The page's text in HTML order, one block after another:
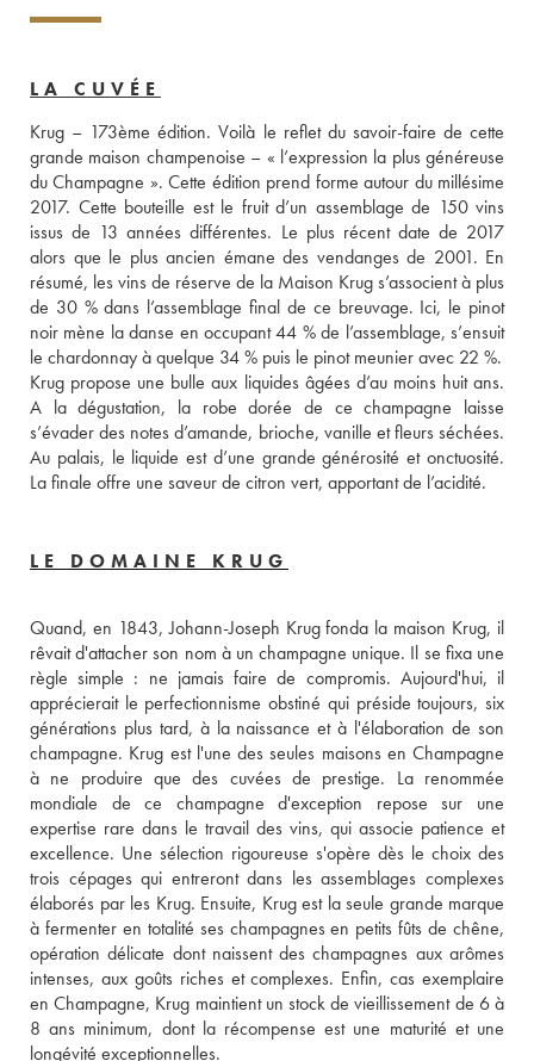
LA CUVÉE
Krug – 173ème édition. Voilà le reflet du savoir-faire de cette
grande maison champenoise – « l’expression la plus généreuse
du Champagne ». Cette édition prend forme autour du millésime
2017. Cette bouteille est le fruit d’un assemblage de 150 vins
issus de 13 années différentes. Le plus récent date de 2017
alors que le plus ancien émane des vendanges de 2001. En
résumé, les vins de réserve de la Maison Krug s’associent à plus
de 30 % dans l’assemblage final de ce breuvage. Ici, le pinot
noir mène la danse en occupant 44 % de l’assemblage, s’ensuit
Krug propose une bulle aux liquides âgées d’au moins huit ans.
A la dégustation, la robe dorée de ce champagne laisse
s’évader des notes d’amande, brioche, vanille et fleurs séchées.
Au palais, le liquide est d’une grande générosité et onctuosité.
LE DOMAINE KRUG
Quand, en 1843, Johann-Joseph Krug fonda la maison Krug, il
rêvait d'attacher son nom à un champagne unique. Il se fixa une
règle simple : ne jamais faire de compromis. Aujourd'hui, il
apprécierait le perfectionnisme obstiné qui préside toujours, six
générations plus tard, à la naissance et à l'élaboration de son
champagne. Krug est l'une des seules maisons en Champagne
à ne produire que des cuvées de prestige. La renommée
mondiale de ce champagne d'exception repose sur une
expertise rare dans le travail des vins, qui associe patience et
excellence. Une sélection rigoureuse s'opère dès le choix des
trois cépages qui entreront dans les assemblages complexes
élaborés par les Krug. Ensuite, Krug est la seule grande marque
à fermenter en totalité ses champagnes en petits fûts de chêne,
opération délicate dont naissent des champagnes aux arômes
intenses, aux goûts riches et complexes. Enfin, cas exemplaire
en Champagne, Krug maintient un stock de vieillissement de 6 à
8 ans minimum, dont la récompense est une maturité et une
longévité exceptionnelles.